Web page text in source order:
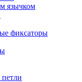
язычком
фиксаторы
петли